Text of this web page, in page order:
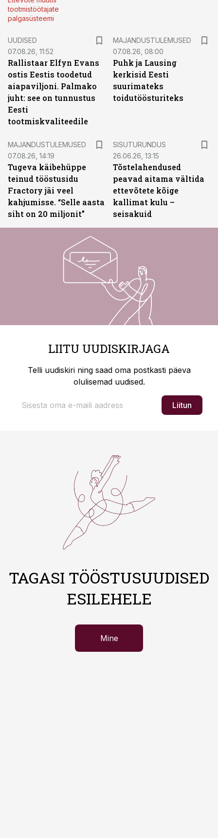
tootmistöötajate
palgasüsteemi
UUDISED
07.08.26, 11:52
Rallistaar Elfyn Evans
ostis Eestis toodetud
aiapaviljoni. Palmako
juht: see on tunnustus
Eesti
tootmiskvaliteedile
MAJANDUSTULEMUSED
07.08.26, 08:00
Puhk ja Lausing
kerkisid Eesti
suurimateks
toidutöösturiteks
MAJANDUSTULEMUSED
07.08.26, 14:19
Tugeva käibehüppe
teinud tööstusidu
Fractory jäi veel
kahjumisse. “Selle aasta
siht on 20 miljonit”
SISUTURUNDUS
26.06.26, 13:15
Tõstelahendused
peavad aitama vältida
ettevõtete kõige
kallimat kulu –
seisakuid
LIITU UUDISKIRJAGA
Telli uudiskiri ning saad oma postkasti päeva
olulisemad uudised.
Liitun
TAGASI TÖÖSTUSUUDISED
ESILEHELE
Mine